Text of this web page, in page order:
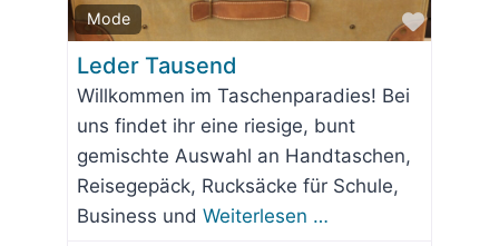
Mode
Favorit
Leder Tausend
Willkommen im Taschenparadies! Bei
uns findet ihr eine riesige, bunt
gemischte Auswahl an Handtaschen,
Reisegepäck, Rucksäcke für Schule,
Business und Weiterlesen …